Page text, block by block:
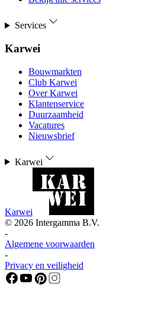
Services
Karwei
Bouwmarkten
Club Karwei
Over Karwei
Klantenservice
Duurzaamheid
Vacatures
Nieuwsbrief
Karwei
Karwei
© 2026 Intergamma B.V.
-
Algemene voorwaarden
-
Privacy en veiligheid